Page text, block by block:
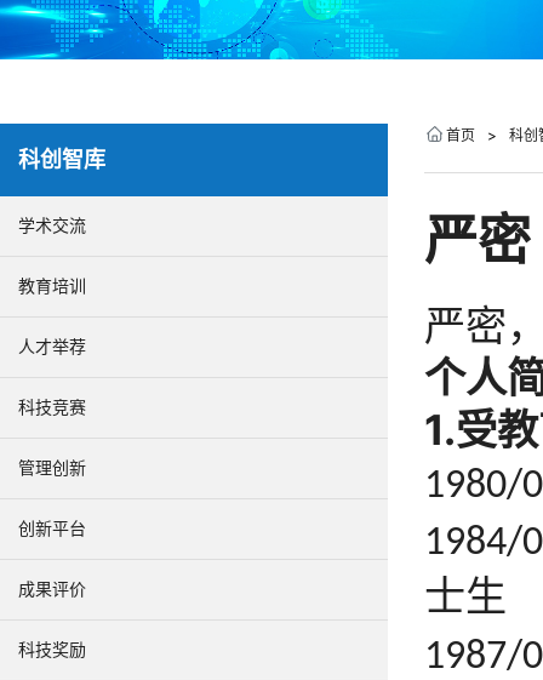
科创智库
学术交流
教育培训
人才举荐
科技竞赛
管理创新
创新平台
成果评价
科技奖励
首页 > 科创
严密
严密
个人
1.受
1980/
1984/
士生
1987/